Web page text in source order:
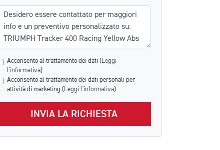
Messaggio
Acconsento al trattamento dei dati ( Leggi
l'informativa)
Acconsento al trattamento dei dati personali per
attività di marketing ( Leggi l'informativa)
INVIA LA RICHIESTA